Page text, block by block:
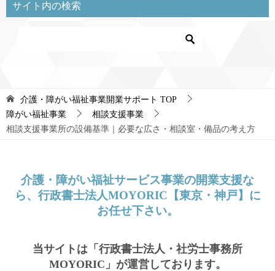
サイト内の検索
介護・障がい福祉事業開業サポート TOP
障がい福祉事業
相談支援事業
相談支援事業所の設備基準｜必要な広さ・相談室・備品の考え方
介護・障がい福祉サービス事業の開業支援な
ら、行政書士法人MOYORIC【東京・神戸】に
お任せ下さい。
当サイトは「行政書士法人・社労士事務所
MOYORIC」が運営しております。